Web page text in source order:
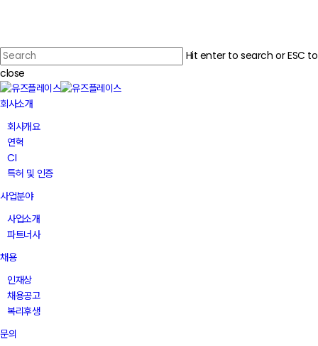
main
content
Hit enter to search or ESC to
close
Close
Search
Menu
회사소개
회사개요
연혁
CI
특허 및 인증
사업분야
사업소개
파트너사
채용
인재상
채용공고
복리후생
문의